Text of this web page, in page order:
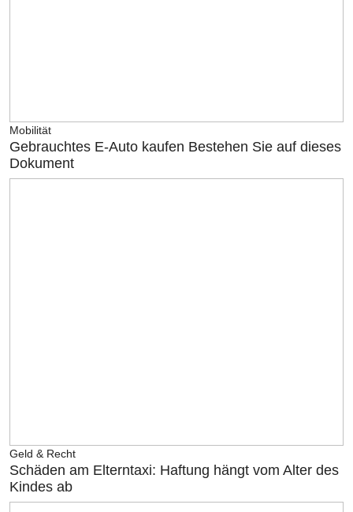
Mobilität
Gebrauchtes E-Auto kaufen Bestehen Sie auf dieses
Dokument
Geld & Recht
Schäden am Elterntaxi: Haftung hängt vom Alter des
Kindes ab